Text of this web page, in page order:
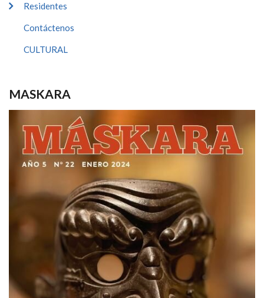
Residentes
Contáctenos
CULTURAL
MASKARA